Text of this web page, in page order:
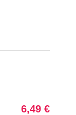
6,49 €